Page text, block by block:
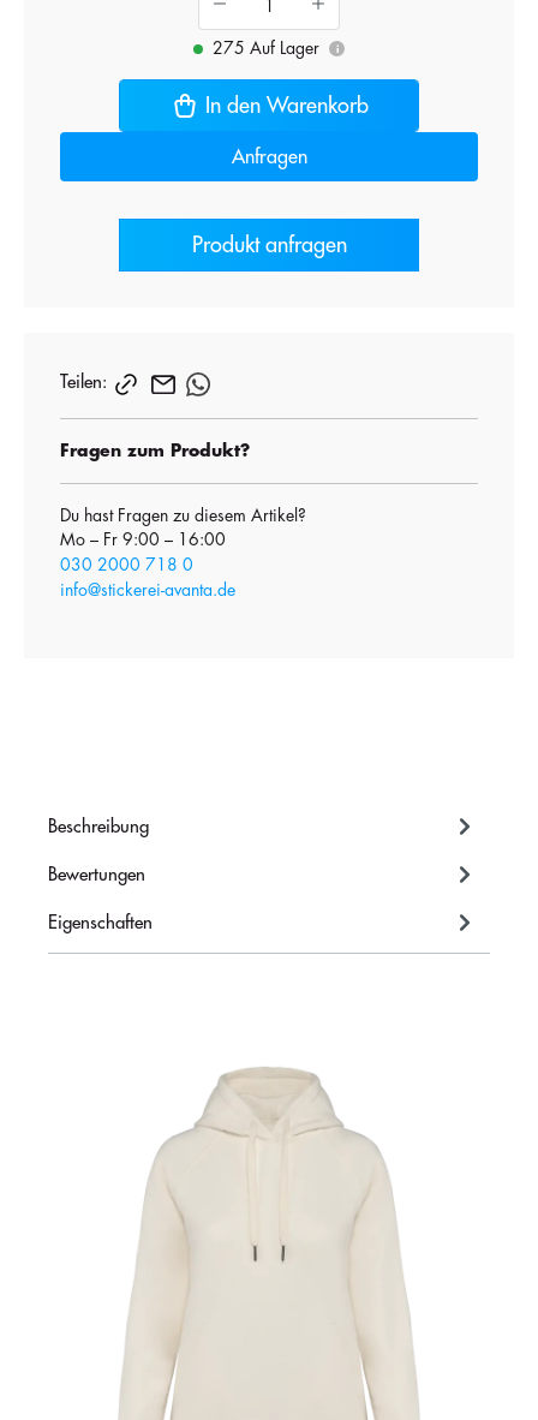
275 Auf Lager i
In den Warenkorb
Anfragen
Produkt anfragen
Teilen:
Fragen zum Produkt?
Du hast Fragen zu diesem Artikel?
Mo – Fr 9:00 – 16:00
030 2000 718 0
info@stickerei-avanta.de
Beschreibung
Bewertungen
Eigenschaften